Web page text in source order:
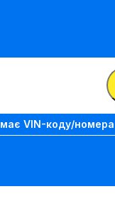
VIN-коду/номера